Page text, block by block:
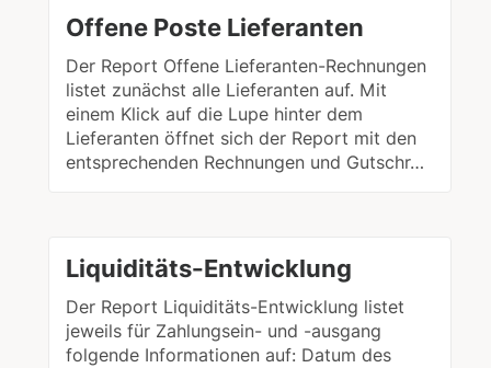
Offene Poste Lieferanten
Der Report Offene Lieferanten-Rechnungen
listet zunächst alle Lieferanten auf. Mit
einem Klick auf die Lupe hinter dem
Lieferanten öffnet sich der Report mit den
entsprechenden Rechnungen und Gutschr…
Liquiditäts-Entwicklung
Der Report Liquiditäts-Entwicklung listet
jeweils für Zahlungsein- und -ausgang
folgende Informationen auf: Datum des